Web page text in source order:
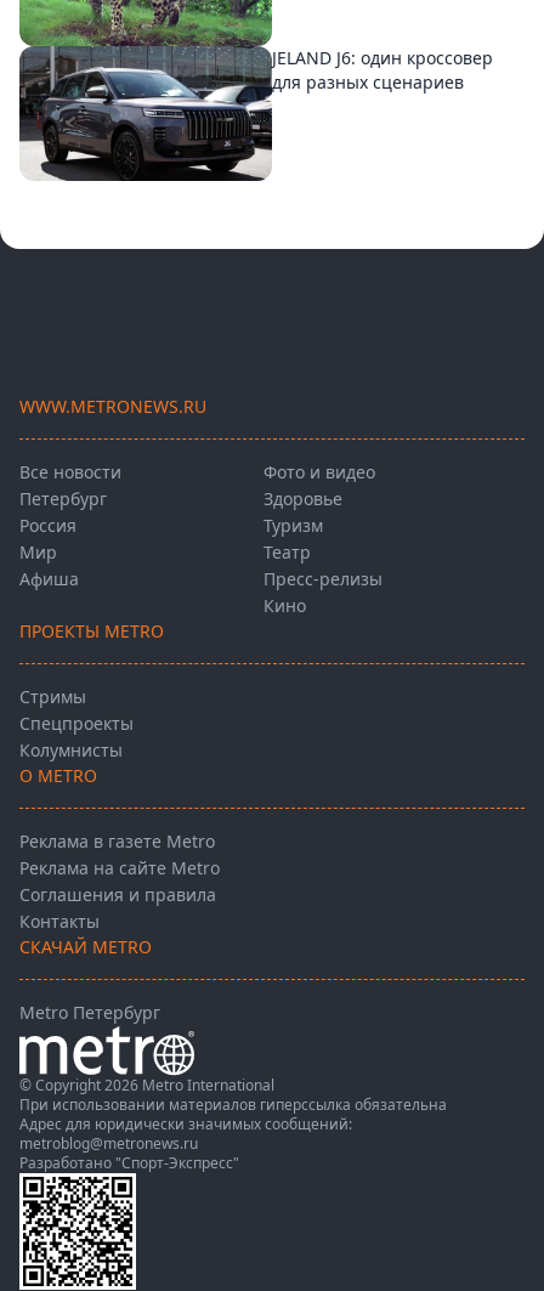
JELAND J6: один кроссовер
для разных сценариев
WWW.METRONEWS.RU
Все новости
Петербург
Россия
Мир
Афиша
Фото и видео
Здоровье
Туризм
Театр
Пресс-релизы
Кино
ПРОЕКТЫ METRO
Стримы
Спецпроекты
Колумнисты
О METRO
Реклама в газете Metro
Реклама на сайте Metro
Соглашения и правила
Контакты
СКАЧАЙ METRO
Metro Петербург
© Copyright 2026 Metro International
При использовании материалов гиперссылка обязательна
Адрес для юридически значимых сообщений:
metroblog@metronews.ru
Разработано "Спорт-Экспресс"